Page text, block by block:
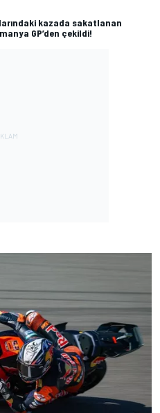
kazada sakatlanan
GP’den çekildi!